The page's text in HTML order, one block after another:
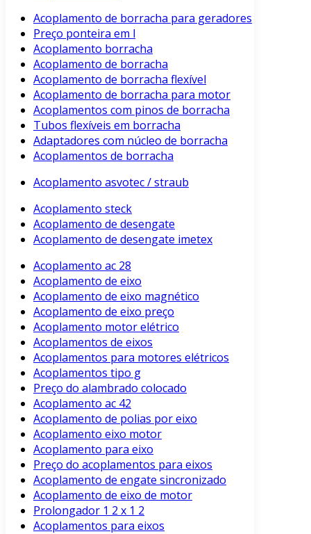
Acoplamento de borracha para geradores
Preço ponteira em l
Acoplamento borracha
Acoplamento de borracha
Acoplamento de borracha flexível
Acoplamento de borracha para motor
Acoplamentos com pinos de borracha
Tubos flexíveis em borracha
Adaptadores com núcleo de borracha
Acoplamentos de borracha
Acoplamento asvotec / straub
Acoplamento steck
Acoplamento de desengate
Acoplamento de desengate imetex
Acoplamento ac 28
Acoplamento de eixo
Acoplamento de eixo magnético
Acoplamento de eixo preço
Acoplamento motor elétrico
Acoplamentos de eixos
Acoplamentos para motores elétricos
Acoplamentos tipo g
Preço do alambrado colocado
Acoplamento ac 42
Acoplamento de polias por eixo
Acoplamento eixo motor
Acoplamento para eixo
Preço do acoplamentos para eixos
Acoplamento de engate sincronizado
Acoplamento de eixo de motor
Prolongador 1 2 x 1 2
Acoplamentos para eixos